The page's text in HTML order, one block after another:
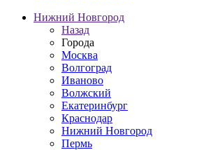
Нижний Новгород
Назад
Города
Москва
Волгоград
Иваново
Волжский
Екатеринбург
Краснодар
Нижний Новгород
Пермь